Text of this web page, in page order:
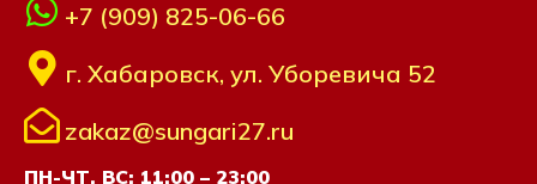
+7 (909) 825-06-66
г. Хабаровск, ул. Уборевича 52
zakaz@sungari27.ru
ПН-ЧТ, ВС: 11:00 – 23:00